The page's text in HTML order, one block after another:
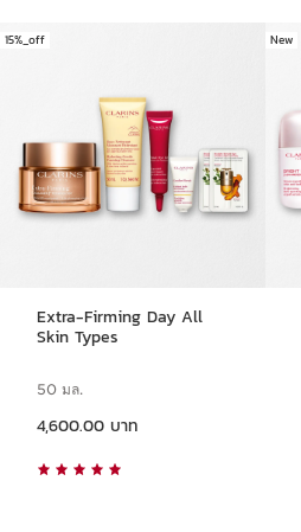
15%_off
Extra-Firming Day All
Skin Types
50 มล.
4,600.00 บาท
New